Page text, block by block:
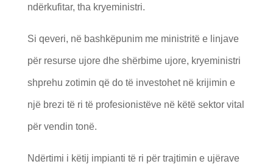
ndërkufitar, tha kryeministri.
Si qeveri, në bashkëpunim me ministritë e linjave
për resurse ujore dhe shërbime ujore, kryeministri
shprehu zotimin që do të investohet në krijimin e
një brezi të ri të profesionistëve në këtë sektor vital
për vendin tonë.
Ndërtimi i këtij impianti të ri për trajtimin e ujërave